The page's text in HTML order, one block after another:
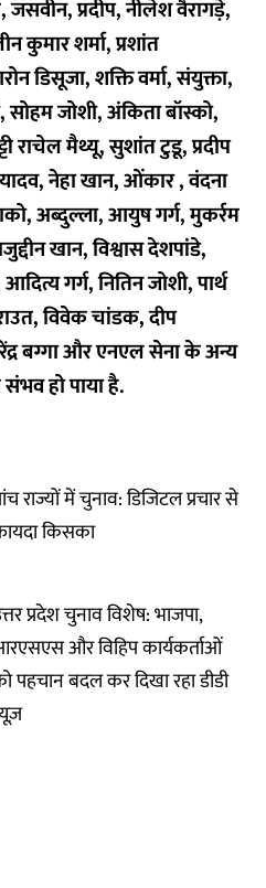
जसवीन, प्रदीप, नीलेश वैरागड़े,
कुमार शर्मा, प्रशांत
डिसूजा, शक्ति वर्मा, संयुक्ता,
सोहम जोशी, अंकिता बॉस्को,
राचेल मैथ्यू, सुशांत टुडू, प्रदीप
नेहा खान, ओंकार , वंदना
अब्दुल्ला, आयुष गर्ग, मुकर्रम
खान, विश्वास देशपांडे,
गर्ग, नितिन जोशी, पार्थ
विवेक चांडक, दीप
बग्गा और एनएल सेना के अन्य
हो पाया है.
राज्यों में चुनाव: डिजिटल प्रचार से
किसका
प्रदेश चुनाव विशेष: भाजपा,
और विहिप कार्यकर्ताओं
पहचान बदल कर दिखा रहा डीडी